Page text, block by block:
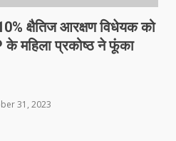
क्षैतिज आरक्षण विधेयक को
महिला प्रकोष्ठ ने फूंका
31, 2023